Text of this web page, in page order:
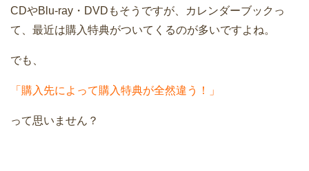
CDやBlu-ray・DVDもそうですが、カレンダーブックっ
て、最近は購入特典がついてくるのが多いですよね。
でも、
「購入先によって購入特典が全然違う！」
って思いません？